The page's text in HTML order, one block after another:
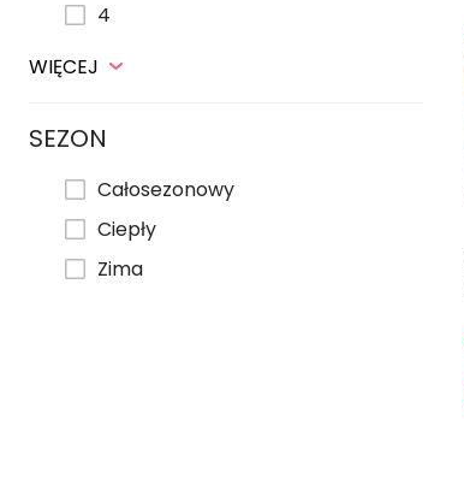
4
WIĘCEJ
SEZON
Całosezonowy
Ciepły
Zima